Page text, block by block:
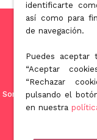
Somos una empresa
mundo de la
identificarte
así como para
de navegación.
Puedes aceptar
“Aceptar
“Rechazar
pulsando el
en nuestra